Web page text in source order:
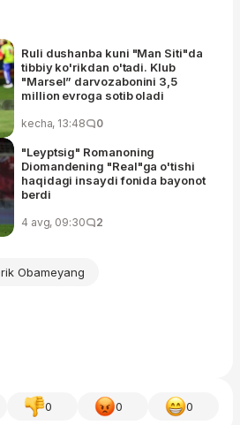
Ruli dushanba kuni "Man Siti"da
tibbiy ko'rikdan o'tadi. Klub
"Marsel” darvozabonini 3,5
million evroga sotib oladi
kecha, 13:48 0
"Leyptsig" Romanoning
Diomandening "Real"ga o'tishi
haqidagi insaydi fonida bayonot
berdi
4 avg, 09:30 2
Obameyang
0 0 0